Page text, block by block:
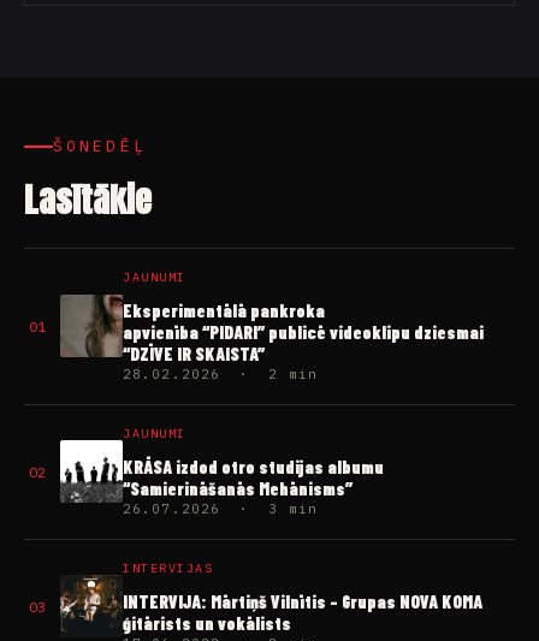
ŠONEDĒĻ
Lasītākie
01
JAUNUMI
Eksperimentālā pankroka
apvienība “PIDARI” publicē videoklipu dziesmai
“DZĪVE IR SKAISTA”
28.02.2026 · 2 min
02
JAUNUMI
KRĀSA izdod otro studijas albumu
“Samierināšanās Mehānisms”
26.07.2026 · 3 min
03
INTERVIJAS
INTERVIJA: Mārtiņš Vilnītis – Grupas NOVA KOMA
ģitārists un vokālists